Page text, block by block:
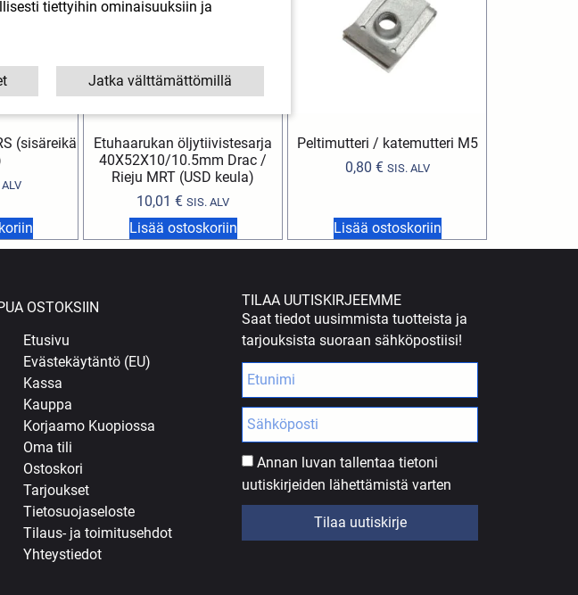
(sisäreikä
Etuhaarukan öljytiivistesarja
40X52X10/10.5mm Drac /
Rieju MRT (USD keula)
10,01 € SIS. ALV
Lisää ostoskoriin
Peltimutteri / katemutteri M5
0,80 € SIS. ALV
Lisää ostoskoriin
OSTOKSIIN
Etusivu
Evästekäytäntö (EU)
Kassa
Kauppa
Korjaamo Kuopiossa
Oma tili
Ostoskori
Tarjoukset
Tietosuojaseloste
Tilaus- ja toimitusehdot
Yhteystiedot
TILAA UUTISKIRJEEMME
Saat tiedot uusimmista tuotteista ja
tarjouksista suoraan sähköpostiisi!
Annan luvan tallentaa tietoni
uutiskirjeiden lähettämistä varten
Tilaa uutiskirje
tiettyihin ominaisuuksiin ja
Jatka välttämättömillä